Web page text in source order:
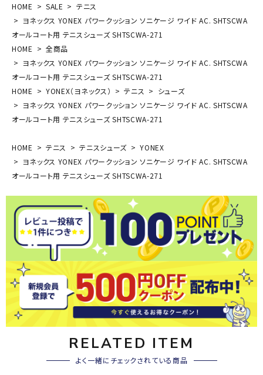
HOME
SALE
テニス
ヨネックス YONEX パワークッション ソニケージ ワイド AC. SHTSCWA
オールコート用 テニスシューズ SHTSCWA-271
HOME
全商品
ヨネックス YONEX パワークッション ソニケージ ワイド AC. SHTSCWA
オールコート用 テニスシューズ SHTSCWA-271
HOME
YONEX（ヨネックス） テニス
シューズ
ヨネックス YONEX パワークッション ソニケージ ワイド AC. SHTSCWA
オールコート用 テニスシューズ SHTSCWA-271
HOME テニス テニスシューズ
YONEX
ヨネックス YONEX パワークッション ソニケージ ワイド AC. SHTSCWA
オールコート用 テニスシューズ SHTSCWA-271
RELATED ITEM
よく一緒にチェックされている商品